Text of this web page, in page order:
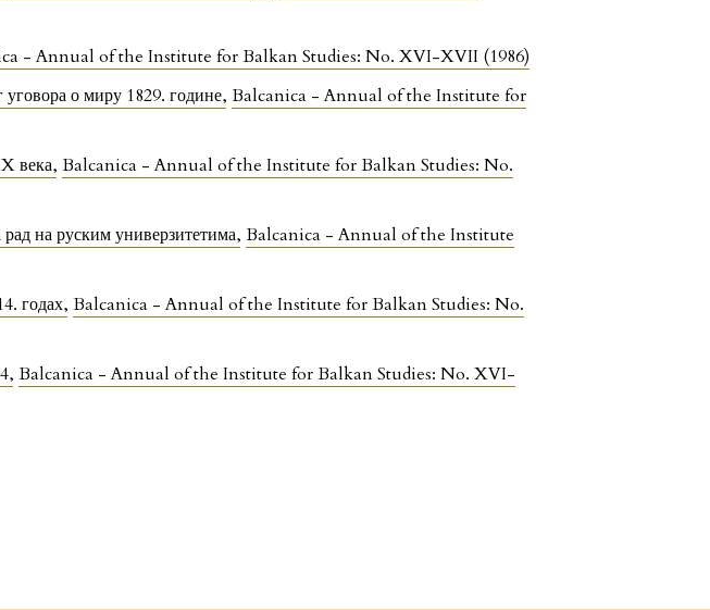
- Annual of the Institute for Balkan Studies: No. XVI-XVII (1986)
уговора о миру 1829. године,Balcanica - Annual of the Institute for
века,Balcanica - Annual of the Institute for Balkan Studies: No.
рад на руским универзитетима,Balcanica - Annual of the Institute
годах,Balcanica - Annual of the Institute for Balkan Studies: No.
,Balcanica - Annual of the Institute for Balkan Studies: No. XVI-